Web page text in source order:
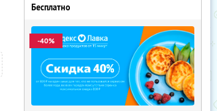
Бесплатно
-40%